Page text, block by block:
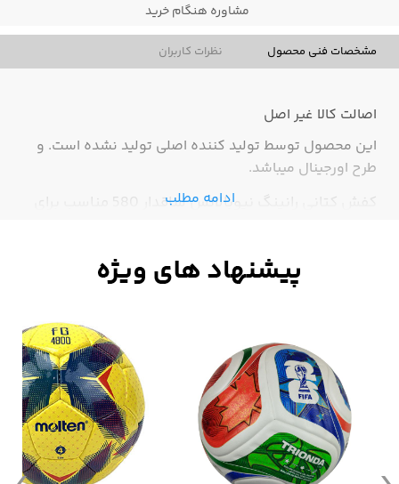
مشاوره هنگام خرید
مشخصات فنی محصول نظرات کاربران
اصالت کالا غیر اصل
این محصول توسط تولید کننده اصلی تولید نشده است. و
طرح اورجینال میباشد.
ادامه مطلب